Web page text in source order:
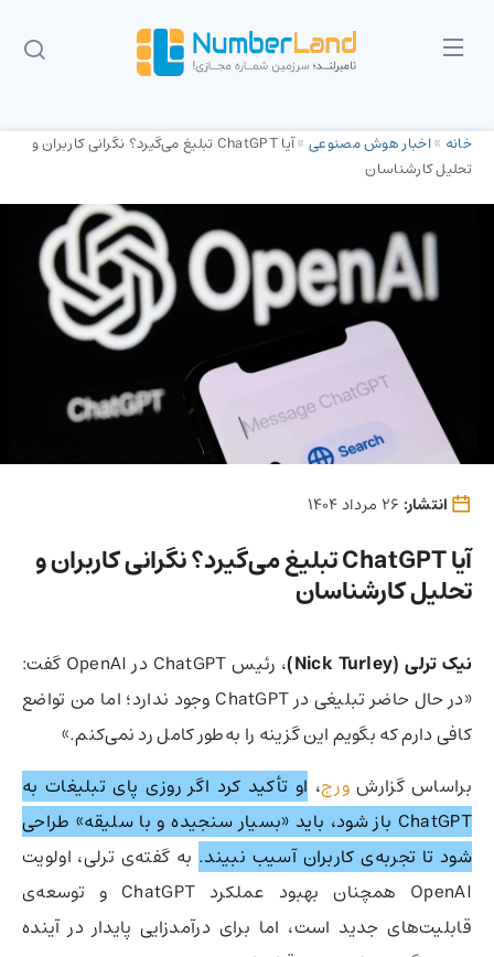
خانه »اخبار هوش مصنوعی»
آیا ChatGPT تبلیغ می‌گیرد؟ نگرانی کاربران و
تحلیل کارشناسان
انتشار:
آیا ChatGPT تبلیغ می‌گیرد؟ نگرانی کاربران و
تحلیل کارشناسان
نیک ترلی (Nick Turley)
، رئیس ChatGPT در OpenAI گفت:
«در حال حاضر تبلیغی در ChatGPT وجود ندارد؛ اما من تواضع
کافی دارم که بگویم این گزینه را به‌طور کامل رد نمی‌کنم.»
براساس گزارشورج، او تأکید کرد اگر روزی پای تبلیغات به
ChatGPT باز شود، باید «بسیار سنجیده و با سلیقه» طراحی
شود تا تجربه‌ی کاربران آسیب نبیند. به گفته‌ی ترلی، اولویت
OpenAI همچنان بهبود عملکرد ChatGPT و توسعه‌ی
قابلیت‌های جدید است، اما برای درآمدزایی پایدار در آینده